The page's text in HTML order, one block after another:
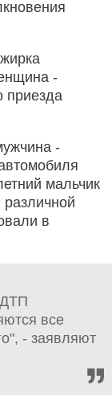
-
приезда
-
мальчик
в
все
- заявляют